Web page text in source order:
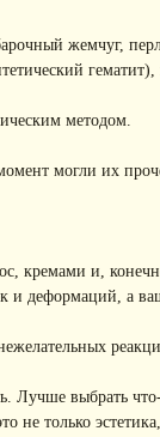
жемчуг,
методом.
могли их
кремами и,
и деформаций, а
Лучше выбрать
не только